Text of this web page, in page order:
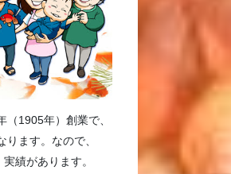
（1905年）創業で、
ます。なので、
績があります。